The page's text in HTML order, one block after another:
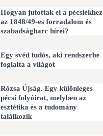
Hogyan jutottak el a pécsiekhez
az 1848/49-es forradalom és
szabadságharc hírei?
Egy svéd tudós, aki rendszerbe
foglalta a világot
Rózsa Újság. Egy különleges
pécsi folyóirat, melyben az
esztétika és a tudomány
találkozik